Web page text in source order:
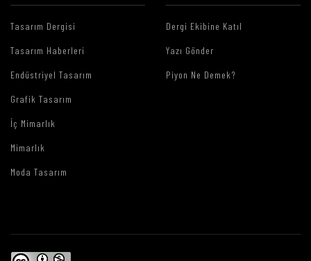
Tasarım Dergisi
Tasarım Haberleri
Endüstriyel Tasarım
Grafik Tasarım
İç Mimarlık
Mimarlık
Moda Tasarım
Dergi Ekibine Katıl
Yazı Gönder
Piyon Ne Demek?